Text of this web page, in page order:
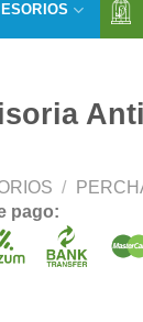
/
pago: